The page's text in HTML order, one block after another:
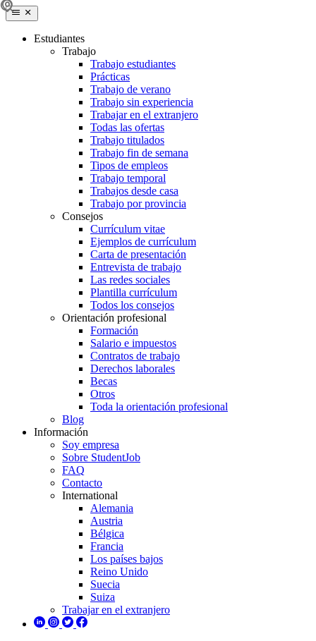
Estudiantes
Trabajo
Trabajo estudiantes
Prácticas
Trabajo de verano
Trabajo sin experiencia
Trabajar en el extranjero
Todas las ofertas
Trabajo titulados
Trabajo fin de semana
Tipos de empleos
Trabajo temporal
Trabajos desde casa
Trabajo por provincia
Consejos
Currículum vitae
Ejemplos de currículum
Carta de presentación
Entrevista de trabajo
Las redes sociales
Plantilla currículum
Todos los consejos
Orientación profesional
Formación
Salario e impuestos
Contratos de trabajo
Derechos laborales
Becas
Otros
Toda la orientación profesional
Blog
Información
Soy empresa
Sobre StudentJob
FAQ
Contacto
International
Alemania
Austria
Bélgica
Francia
Los países bajos
Reino Unido
Suecia
Suiza
Trabajar en el extranjero